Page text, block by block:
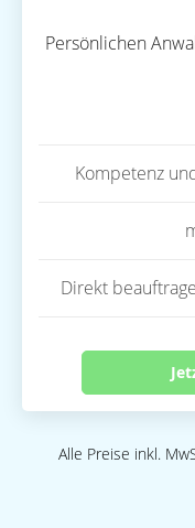
Persönlichen
Kompetenz
Direkt
Alle Preise inkl.